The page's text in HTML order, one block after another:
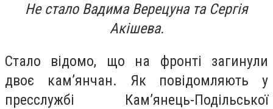
Не стало Вадима Верецуна та Сергія
Акішева.
Стало відомо, що на фронті загинули
двоє кам’янчан. Як повідомляють у
пресслужбі Кам’янець-Подільської